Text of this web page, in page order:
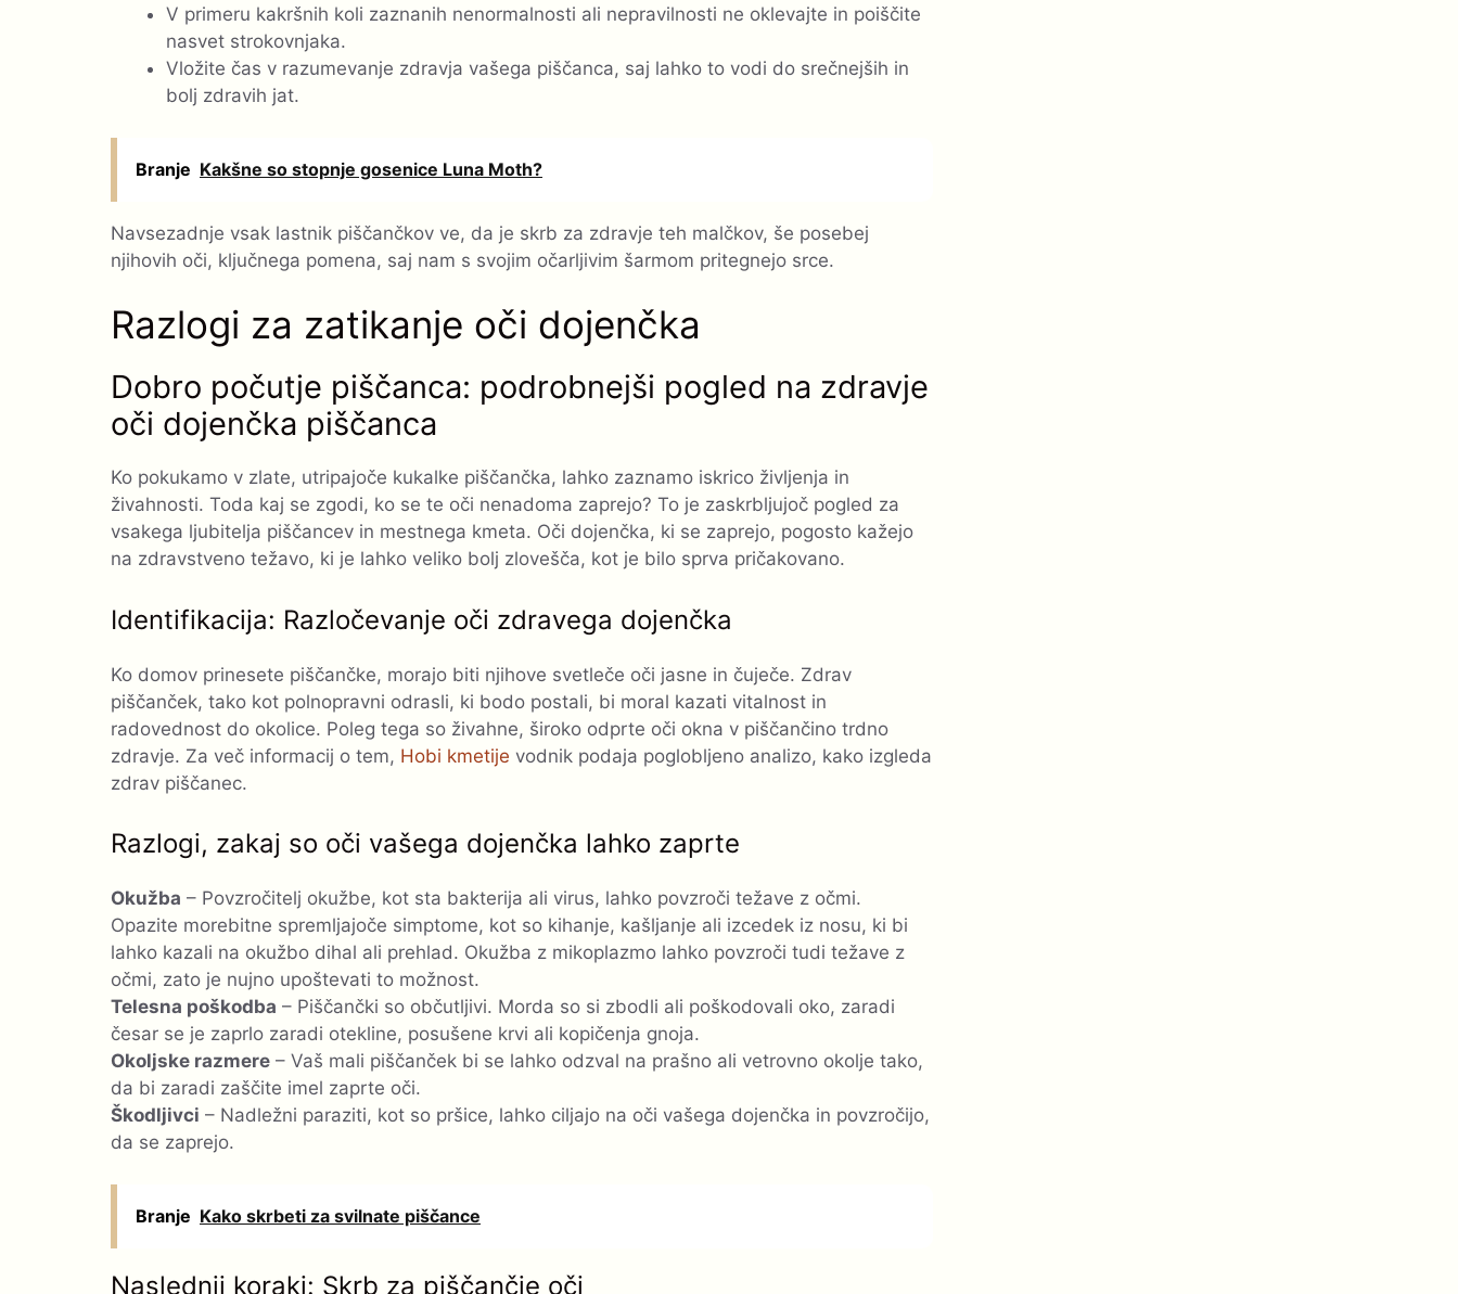
V primeru kakršnih koli zaznanih nenormalnosti ali nepravilnosti ne oklevajte in poiščite
nasvet strokovnjaka.
Vložite čas v razumevanje zdravja vašega piščanca, saj lahko to vodi do srečnejših in
bolj zdravih jat.
Branje Kakšne so stopnje gosenice Luna Moth?
Navsezadnje vsak lastnik piščančkov ve, da je skrb za zdravje teh malčkov, še posebej
njihovih oči, ključnega pomena, saj nam s svojim očarljivim šarmom pritegnejo srce.
Razlogi za zatikanje oči dojenčka
Dobro počutje piščanca: podrobnejši pogled na zdravje
oči dojenčka piščanca
Ko pokukamo v zlate, utripajoče kukalke piščančka, lahko zaznamo iskrico življenja in
živahnosti. Toda kaj se zgodi, ko se te oči nenadoma zaprejo? To je zaskrbljujoč pogled za
vsakega ljubitelja piščancev in mestnega kmeta. Oči dojenčka, ki se zaprejo, pogosto kažejo
na zdravstveno težavo, ki je lahko veliko bolj zlovešča, kot je bilo sprva pričakovano.
Identifikacija: Razločevanje oči zdravega dojenčka
Ko domov prinesete piščančke, morajo biti njihove svetleče oči jasne in čuječe. Zdrav
piščanček, tako kot polnopravni odrasli, ki bodo postali, bi moral kazati vitalnost in
radovednost do okolice. Poleg tega so živahne, široko odprte oči okna v piščančino trdno
zdravje. Za več informacij o tem, Hobi kmetije vodnik podaja poglobljeno analizo, kako izgleda
zdrav piščanec.
Razlogi, zakaj so oči vašega dojenčka lahko zaprte
Okužba – Povzročitelj okužbe, kot sta bakterija ali virus, lahko povzroči težave z očmi.
Opazite morebitne spremljajoče simptome, kot so kihanje, kašljanje ali izcedek iz nosu, ki bi
lahko kazali na okužbo dihal ali prehlad. Okužba z mikoplazmo lahko povzroči tudi težave z
očmi, zato je nujno upoštevati to možnost.
Telesna poškodba – Piščančki so občutljivi. Morda so si zbodli ali poškodovali oko, zaradi
česar se je zaprlo zaradi otekline, posušene krvi ali kopičenja gnoja.
Okoljske razmere – Vaš mali piščanček bi se lahko odzval na prašno ali vetrovno okolje tako,
da bi zaradi zaščite imel zaprte oči.
Škodljivci – Nadležni paraziti, kot so pršice, lahko ciljajo na oči vašega dojenčka in povzročijo,
da se zaprejo.
Branje Kako skrbeti za svilnate piščance
Naslednji koraki: Skrb za piščančje oči